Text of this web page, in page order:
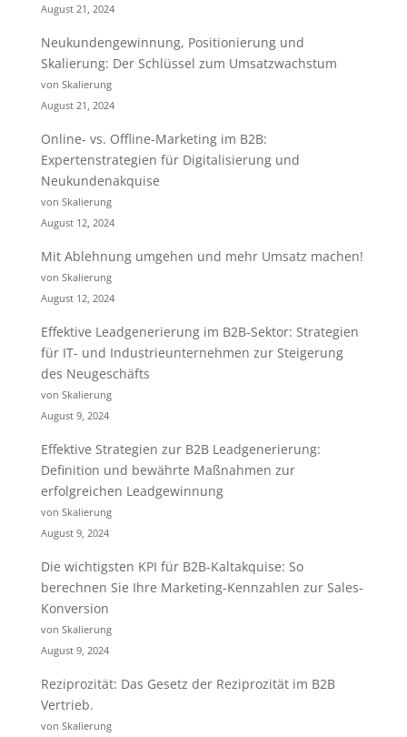
August 21, 2024
Neukundengewinnung, Positionierung und
Skalierung: Der Schlüssel zum Umsatzwachstum
von Skalierung
August 21, 2024
Online- vs. Offline-Marketing im B2B:
Expertenstrategien für Digitalisierung und
Neukundenakquise
von Skalierung
August 12, 2024
Mit Ablehnung umgehen und mehr Umsatz machen!
von Skalierung
August 12, 2024
Effektive Leadgenerierung im B2B-Sektor: Strategien
für IT- und Industrieunternehmen zur Steigerung
des Neugeschäfts
von Skalierung
August 9, 2024
Effektive Strategien zur B2B Leadgenerierung:
Definition und bewährte Maßnahmen zur
erfolgreichen Leadgewinnung
von Skalierung
August 9, 2024
Die wichtigsten KPI für B2B-Kaltakquise: So
berechnen Sie Ihre Marketing-Kennzahlen zur Sales-
Konversion
von Skalierung
August 9, 2024
Reziprozität: Das Gesetz der Reziprozität im B2B
Vertrieb.
von Skalierung